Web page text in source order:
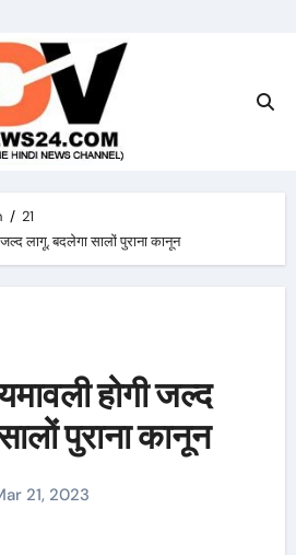
21
लागू, बदलेगा सालों पुराना कानून
होगी जल्द
पुराना कानून
21, 2023